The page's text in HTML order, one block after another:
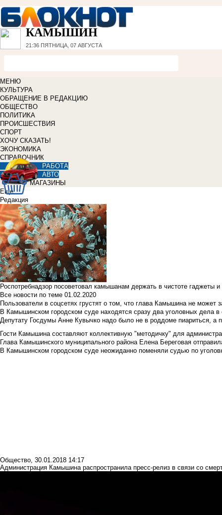
КАМЫШИН
21:36 ПЯТНИЦА, 07 АВГУСТА
МЕНЮ
КУЛЬТУРА
ОБРАЩЕНИЕ В РЕДАКЦИЮ
ОБЩЕСТВО
ПОЛИТИКА
ПРОИСШЕСТВИЯ
СПОРТ
ХОЧУ СКАЗАТЬ!
ЭКОНОМИКА
СПРАВОЧНИК
РАБОТА
АВТО
МАГАЗИНЫ
Еще
Редакция
Роспотребнадзор посоветовал камышанам держать в чистоте гаджеты
Все новости по теме 01.02.2020
Пользователи в соцсетях грустят о том, что глава Камышина не может
В Камышинском городском суде находятся сразу два уголовных дела
Депутату Госдумы Анне Кувычко надо было не в роддоме пиариться, а
Гости Камышина составляют коллективную "методичку" для
Глава Камышинского муниципального района Елена Береговая
В Камышинском городском суде неожиданно поменяли судью по
Общество, 30.01.2018 14:17
Администрация Камышина распространила пресс-релиз в связи со